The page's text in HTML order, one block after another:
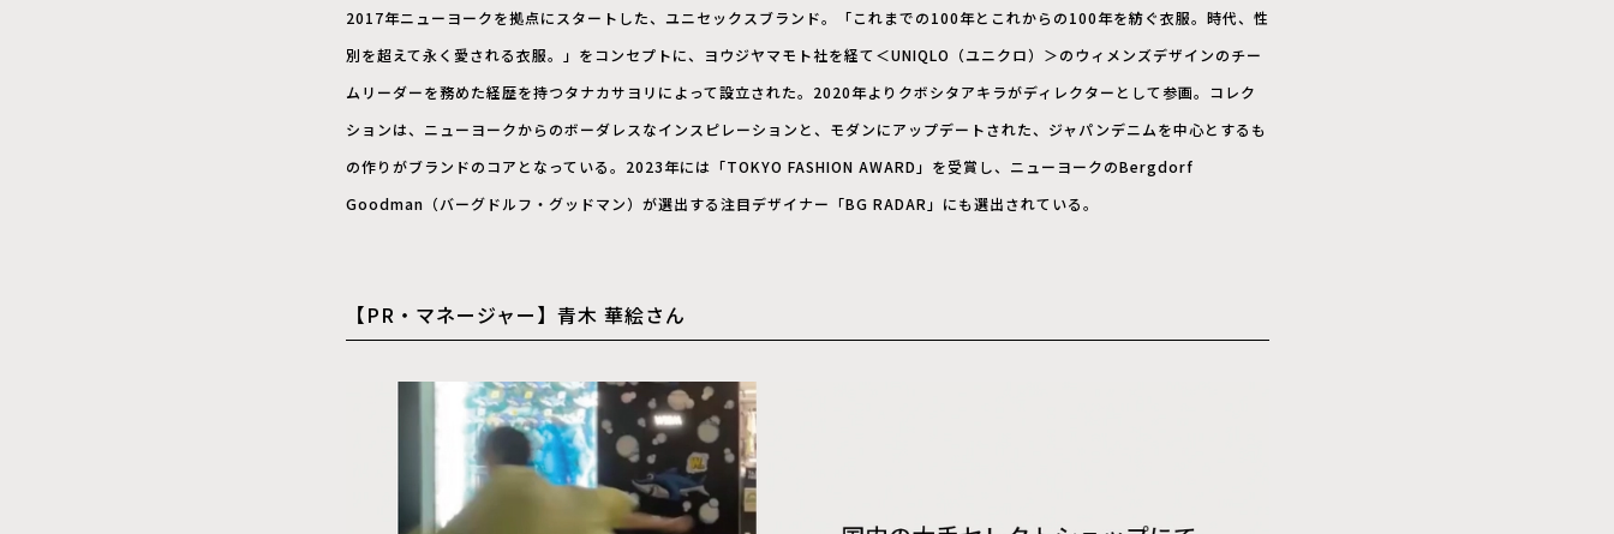
2017年ニューヨークを拠点にスタートした、ユニセックスブランド。「これまでの100年とこれからの100年を紡ぐ衣服。時代、性
別を超えて永く愛される衣服。」をコンセプトに、ヨウジヤマモト社を経て＜UNIQLO（ユニクロ）＞のウィメンズデザインのチー
ムリーダーを務めた経歴を持つタナカサヨリによって設立された。2020年よりクボシタアキラがディレクターとして参画。コレク
ションは、ニューヨークからのボーダレスなインスピレーションと、モダンにアップデートされた、ジャパンデニムを中心とするも
の作りがブランドのコアとなっている。2023年には「TOKYO FASHION AWARD」を受賞し、ニューヨークのBergdorf
Goodman（バーグドルフ・グッドマン）が選出する注目デザイナー「BG RADAR」にも選出されている。
【PR・マネージャー】青木 華絵さん